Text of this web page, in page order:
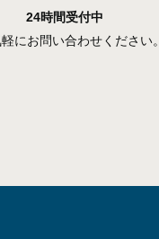
24時間受付中
にお問い合わせください。